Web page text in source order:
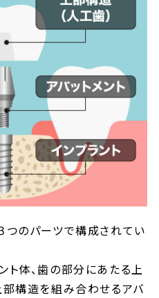
つのパーツで構成されてい
ト体、歯の部分にあたる上
部構造を組み合わせるアバ